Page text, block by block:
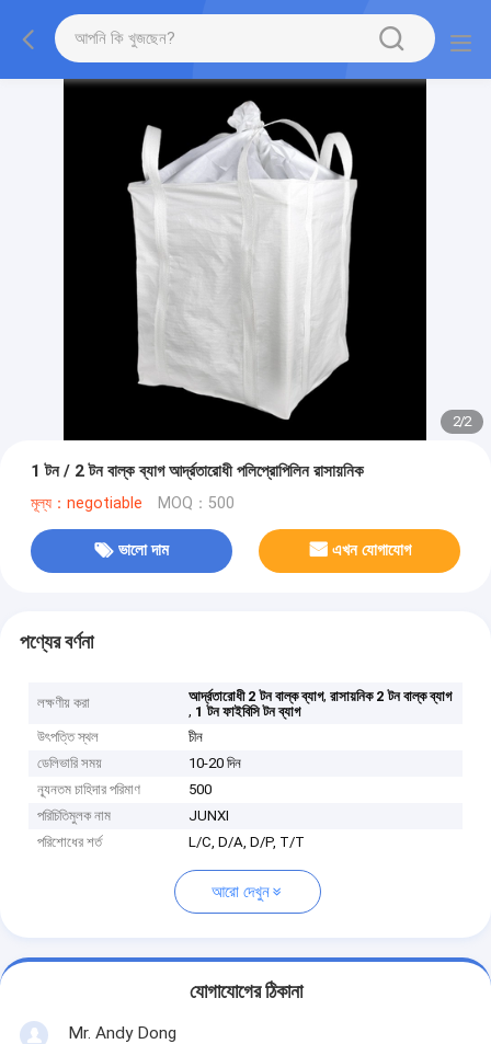
2/2
1 টন / 2 টন বাল্ক ব্যাগ আর্দ্রতারোধী পলিপ্রোপিলিন রাসায়নিক
মূল্য：negotiable MOQ：500
ভালো দাম এখন যোগাযোগ
পণ্যের বর্ণনা
লক্ষণীয় করা আর্দ্রতারোধী 2 টন বাল্ক ব্যাগ,রাসায়নিক 2 টন বাল্ক ব্যাগ
, 1 টন ফাইবিসি টন ব্যাগ
উৎপত্তি স্থল
চীন
ডেলিভারি সময়
10-20 দিন
ন্যূনতম চাহিদার পরিমাণ
500
পরিচিতিমুলক নাম
JUNXI
পরিশোধের শর্ত
L/C, D/A, D/P, T/T
আরো দেখুন
যোগাযোগের ঠিকানা
Mr. Andy Dong